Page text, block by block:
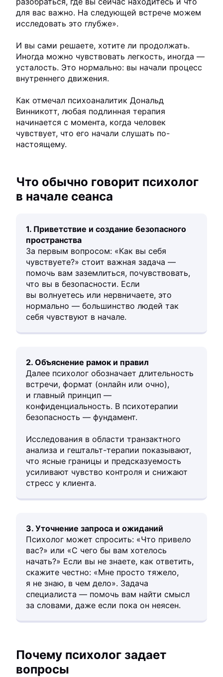
для вас важно. На следующей встрече можем
исследовать это глубже».
И вы сами решаете, хотите ли продолжать.
Иногда можно чувствовать легкость, иногда —
усталость. Это нормально: вы начали процесс
внутреннего движения.
Как отмечал психоаналитик Дональд
Винникотт, любая подлинная терапия
начинается с момента, когда человек
чувствует, что его начали слушать по-
настоящему.
Что обычно говорит психолог
в начале сеанса
1. Приветствие и создание безопасного
пространства
За первым вопросом: «Как вы себя
чувствуете?» стоит важная задача —
помочь вам заземлиться, почувствовать,
что вы в безопасности. Если
вы волнуетесь или нервничаете, это
нормально — большинство людей так
себя чувствуют в начале.
2. Объяснение рамок и правил
Далее психолог обозначает длительность
встречи, формат (онлайн или очно),
и главный принцип —
конфиденциальность. В психотерапии
безопасность — фундамент.
Исследования в области транзактного
анализа и гештальт-терапии показывают,
что ясные границы и предсказуемость
усиливают чувство контроля и снижают
стресс у клиента.
3. Уточнение запроса и ожиданий
Психолог может спросить: «Что привело
вас?» или «С чего бы вам хотелось
начать?» Если вы не знаете, как ответить,
скажите честно: «Мне просто тяжело,
я не знаю, в чем дело». Задача
специалиста — помочь вам найти смысл
за словами, даже если пока он неясен.
Почему психолог задает
вопросы